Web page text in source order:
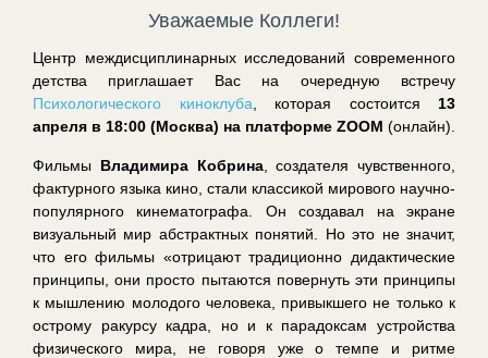
Уважаемые Коллеги!
Центр междисциплинарных исследований современного
детства приглашает Вас на очередную встречу
Психологического киноклуба , которая состоится 13
апреля в 18:00 (Москва) на платформе ZOOM (онлайн).
Фильмы Владимира Кобрина, создателя чувственного,
фактурного языка кино, стали классикой мирового научно-
популярного кинематографа. Он создавал на экране
визуальный мир абстрактных понятий. Но это не значит,
что его фильмы «отрицают традиционно дидактические
принципы, они просто пытаются повернуть эти принципы
к мышлению молодого человека, привыкшего не только к
острому ракурсу кадра, но и к парадоксам устройства
физического мира, не говоря уже о темпе и ритме